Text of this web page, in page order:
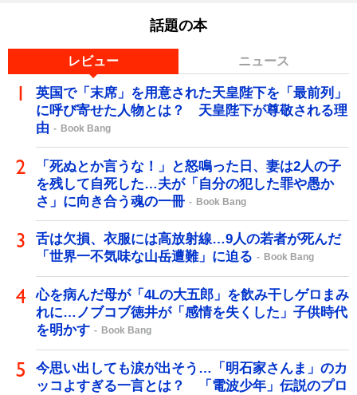
話題の本
レビュー ニュース
英国で「末席」を用意された天皇陛下を「最前列」
に呼び寄せた人物とは？ 天皇陛下が尊敬される理
由
Book Bang
「死ぬとか言うな！」と怒鳴った日、妻は2人の子
を残して自死した…夫が「自分の犯した罪や愚か
さ」に向き合う魂の一冊
Book Bang
舌は欠損、衣服には高放射線…9人の若者が死んだ
「世界一不気味な山岳遭難」に迫る
Book Bang
心を病んだ母が「4Lの大五郎」を飲み干しゲロまみ
れに…ノブコブ徳井が「感情を失くした」子供時代
を明かす
Book Bang
今思い出しても涙が出そう…「明石家さんま」のカ
ッコよすぎる一言とは？ 「電波少年」伝説のプロ